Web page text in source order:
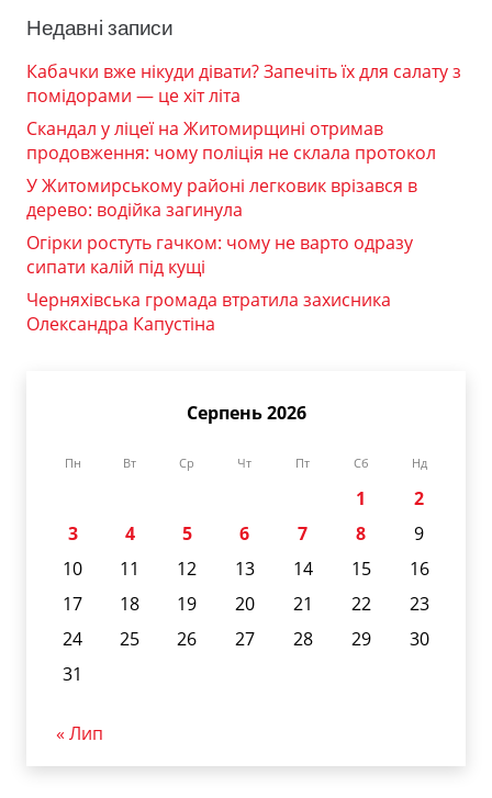
Недавні записи
Кабачки вже нікуди дівати? Запечіть їх для салату з
помідорами — це хіт літа
Скандал у ліцеї на Житомирщині отримав
продовження: чому поліція не склала протокол
У Житомирському районі легковик врізався в
дерево: водійка загинула
Огірки ростуть гачком: чому не варто одразу
сипати калій під кущі
Черняхівська громада втратила захисника
Олександра Капустіна
Серпень 2026
Пн Вт Ср Чт Пт Сб Нд
1
2
3
4 5 6 7 8
9
10
11 12 13 14 15
16
17
18 19 20 21 22
23
24
25 26 27 28 29
30
31
« Лип